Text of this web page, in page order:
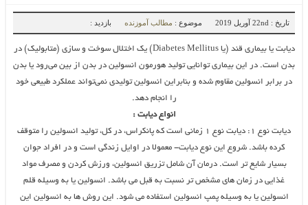
تاریخ : 22nd آوریل 2019 موضوع : مطالب آموزنده بازدید :
دیابت یا بیماری قند (یا Diabetes Mellitus) یک اختلال سوخت و سازی (متابولیک) در
بدن است. در این بیماری توانایی تولید هورمون انسولین در بدن از بین می‌رود یا بدن
در برابر انسولین مقاوم شده و بنابراین انسولین تولیدی نمی‌تواند عملکرد طبیعی خود
را انجام دهد.
انواع دیابت :
دیابت نوع ۱: دیابت نوع ۱ زمانی است که پانکراس، در کل، تولید انسولین را متوقف
کرده باشد. شروع این نوع دیابت- معمولا در اوایل زندگی است و در افراد جوان
بسیار شایع تر است. درمان آن شامل تزریق انسولین، ورزش کردن و مصرف مواد
غذایی در زمان های مشخص تر نسبت به قبل می باشد. انسولین یا به وسیله قلم
انسولین یا به وسیله پمپ انسولین استفاده می شود. این روش ها به انسولین این